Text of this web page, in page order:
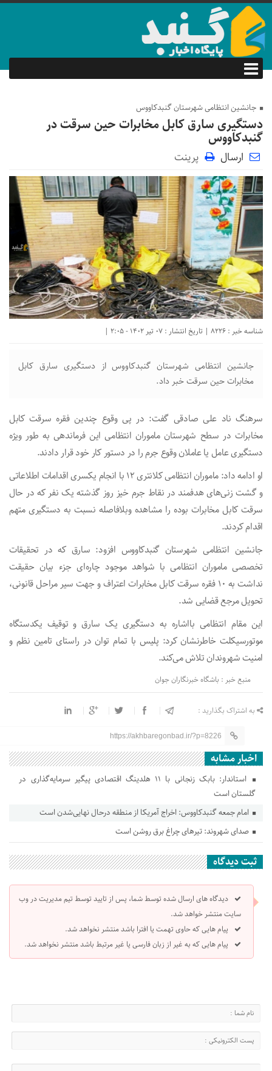
جانشین انتظامی شهرستان گنبدکاووس
دستگیری سارق کابل مخابرات حین سرقت در
گنبدکاووس
ارسال پرینت
شناسه خبر : 8226 | تاریخ انتشار : 07 تیر 1402 - 2:05 |
جانشین انتظامی شهرستان گنبدکاووس از دستگیری سارق کابل
مخابرات حین سرقت خبر داد.
سرهنگ ناد علی صادقی گفت: در پی وقوع چندین فقره سرقت کابل
مخابرات در سطح شهرستان ماموران انتظامی این فرماندهی به طور ویژه
دستگیری عامل یا عاملان وقوع جرم را در دستور کار خود قرار دادند.
او ادامه داد: ماموران انتظامی کلانتری ۱۲ با انجام یکسری اقدامات اطلاعاتی
و گشت زنی‌های هدفمند در نقاط جرم خیز روز گذشته یک نفر که در حال
سرقت کابل مخابرات بوده را مشاهده وبلافاصله نسبت به دستگیری متهم
اقدام کردند.
جانشین انتظامی شهرستان گنبدکاووس افزود: سارق که در تحقیقات
تخصصی ماموران انتظامی با شواهد موجود چاره‌ای جزء بیان حقیقت
نداشت به ۱۰ فقره سرقت کابل مخابرات اعتراف و جهت سیر مراحل قانونی،
تحویل مرجع قضایی شد.
این مقام انتظامی بااشاره به دستگیری یک سارق و توقیف یکدستگاه
موتورسیکلت خاطرنشان کرد: پلیس با تمام توان در راستای تامین نظم و
امنیت شهروندان تلاش می‌کند.
منبع خبر : باشگاه خبرنگاران جوان
به اشتراک بگذارید :
https://akhbaregonbad.ir/?p=8226
اخبار مشابه
استاندار: بابک زنجانی با ۱۱ هلدینگ اقتصادی پیگیر سرمایه‌گذاری در
گلستان است
امام جمعه گنبدکاووس: اخراج آمریکا از منطقه درحال نهایی‌شدن است
صدای شهروند: تیرهای چراغ برق روشن است
ثبت دیدگاه
دیدگاه های ارسال شده توسط شما، پس از تایید توسط تیم مدیریت در وب
سایت منتشر خواهد شد.
پیام هایی که حاوی تهمت یا افترا باشد منتشر نخواهد شد.
پیام هایی که به غیر از زبان فارسی یا غیر مرتبط باشد منتشر نخواهد شد.